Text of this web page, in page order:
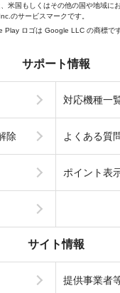
米国もしくはその他の国や地域に
のサービスマークです。
ロゴは Google LLC の商標です
サポート情報
対応機種一
除 よくある質
ポイント表
サイト情報
提供事業者